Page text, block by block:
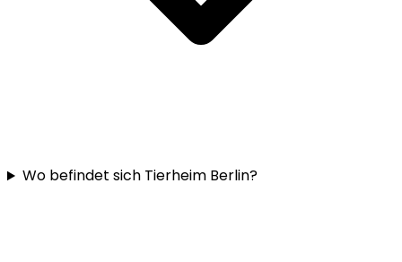
Wo befindet sich Tierheim Berlin?